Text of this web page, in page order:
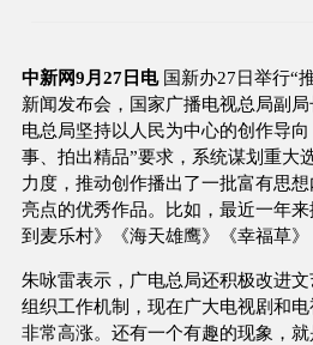
中新网9月27日电国新办27日举行“
新闻发布会，国家广播电视总局副
电总局坚持以人民为中心的创作导
事、拍出精品”要求，系统谋划重大
力度，推动创作播出了一批富有思
亮点的优秀作品。比如，最近一年
到麦乐村》《海天雄鹰》《幸福草》
朱咏雷表示，广电总局还积极改进文
组织工作机制，现在广大电视剧和
非常高涨。还有一个有趣的现象，